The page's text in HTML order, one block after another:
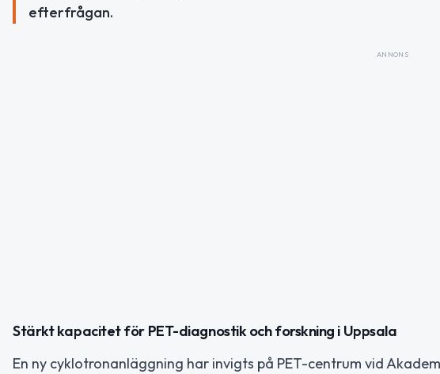
efterfrågan.
ANNONS
Stärkt kapacitet för PET-diagnostik och forskning i Uppsala
En ny cyklotronanläggning har invigts på PET-centrum vid